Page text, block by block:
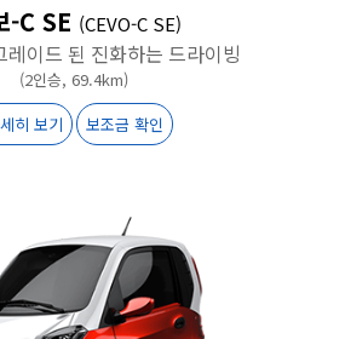
-C SE (CEVO-C SE)
레이드 된 진화하는 드라이빙
(2인승, 69.4km)
히 보기
보조금 확인